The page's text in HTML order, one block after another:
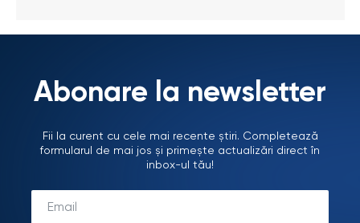
Abonare la newsletter
Fii la curent cu cele mai recente știri. Completează
formularul de mai jos și primește actualizări direct în
inbox-ul tău!